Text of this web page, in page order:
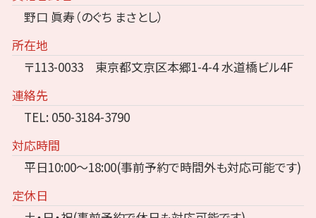
野口 眞寿（のぐち まさとし）
所在地
〒113-0033 東京都文京区本郷1-4-4 水道橋ビル4F
連絡先
TEL: 050-3184-3790
対応時間
平日10:00～18:00(事前予約で時間外も対応可能です)
定休日